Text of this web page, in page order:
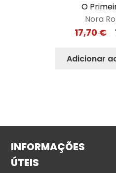
O
Nora
17,70€
Adicionar
INFORMAÇÕES
ÚTEIS